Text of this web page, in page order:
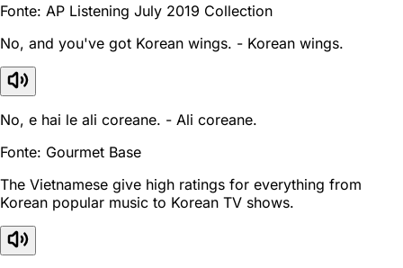
Fonte: AP Listening July 2019 Collection
No, and you've got Korean wings. - Korean wings.
No, e hai le ali coreane. - Ali coreane.
Fonte: Gourmet Base
The Vietnamese give high ratings for everything from
Korean popular music to Korean TV shows.